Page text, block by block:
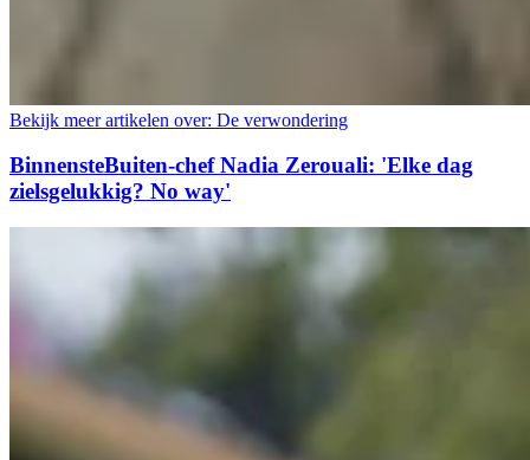
Bekijk meer artikelen over: De verwondering
BinnensteBuiten-chef Nadia Zerouali: 'Elke dag
zielsgelukkig? No way'